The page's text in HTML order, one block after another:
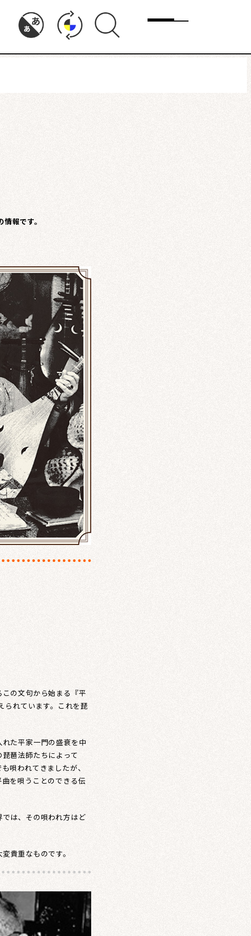
メニュー
報です。
の文句から始まる『平
られています。これを琵
た平家一門の盛衰を中
琶法師たちによって
唄われてきましたが、
を唄うことのできる伝
は、その唄われ方はど
貴重なものです。